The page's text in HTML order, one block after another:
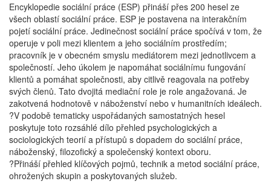
Encyklopedie sociální práce (ESP) přináší přes 200 hesel ze
všech oblastí sociální práce. ESP je postavena na interakčním
pojetí sociální práce. Jedinečnost sociální práce spočívá v tom, že
operuje v poli mezi klientem a jeho sociálním prostředím;
pracovník je v obecném smyslu mediátorem mezi jednotlivcem a
společností. Jeho úkolem je napomáhat sociálnímu fungování
klientů a pomáhat společnosti, aby citlivě reagovala na potřeby
svých členů. Tato dvojitá mediační role je role angažovaná. Je
zakotvená hodnotově v náboženství nebo v humanitních ideálech.
?V podobě tematicky uspořádaných samostatných hesel
poskytuje toto rozsáhlé dílo přehled psychologických a
sociologických teorií a přístupů s dopadem do sociální práce,
náboženský, filozofický a společenský kontext oboru.
?Přináší přehled klíčových pojmů, technik a metod sociální práce,
ohrožených skupin a poskytovaných služeb.